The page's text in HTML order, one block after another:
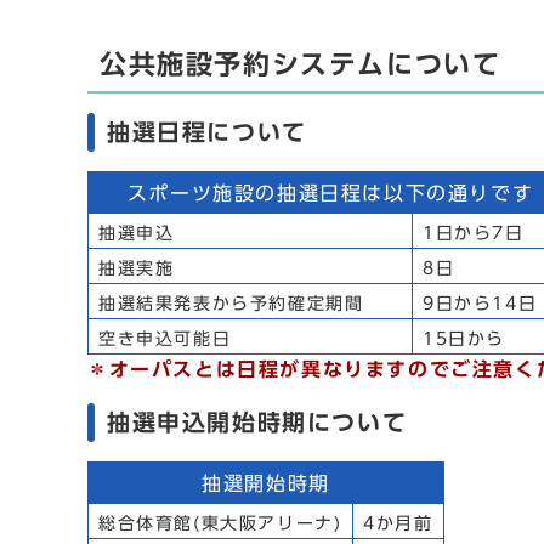
公共施設予約システムについて
抽選日程について
スポーツ施設の抽選日程は以下の通りです
抽選申込 1日から7
抽選実施 8日
抽選結果発表から予約確定期間 9日から14日
空き申込可能日 15日から
＊オーパスとは日程が異なりますのでご注意く
抽選申込開始時期について
抽選開始時期
総合体育館(東大阪アリーナ) 4か月前